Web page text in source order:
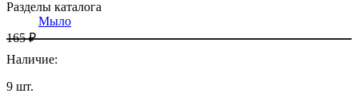
Разделы каталога
Мыло
165 ₽
Наличие:
9 шт.